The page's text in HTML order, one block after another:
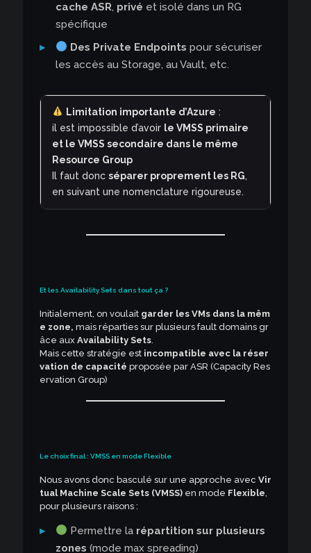
cache ASR, privé et isolé dans un RG
spécifique
Des Private Endpoints pour sécuriser
les accès au Storage, au Vault, etc.
Limitation importante d’Azure :
il est impossible d’avoir le VMSS primaire
et le VMSS secondaire dans le même
Resource Group
Il faut donc séparer proprement les RG,
en suivant une nomenclature rigoureuse.
Et les Availability Sets dans tout ça ?
Initialement, on voulait garder les VMs dans la mêm
e zone, mais réparties sur plusieurs fault domains gr
âce aux Availability Sets
Mais cette stratégie est incompatible avec la réser
vation de capacité proposée par ASR (Capacity Res
ervation Group)
Le choix final : VMSS en mode Flexible
Nous avons donc basculé sur une approche avec Vir
tual Machine Scale Sets (VMSS) en mode Flexible
pour plusieurs raisons :
Permettre la répartition sur plusieurs
zones (mode max spreading)